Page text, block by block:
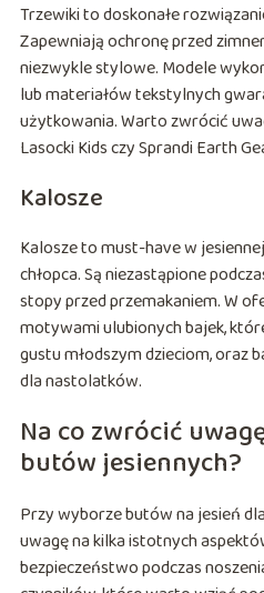
Trzewiki to doskonałe
Zapewniają ochronę przed
niezwykle stylowe. Modele
lub materiałów tekstylnych
użytkowania. Warto zwrócić
Lasocki Kids czy Sprandi Earth
Kalosze
Kalosze to must-have w
chłopca. Są niezastąpione
stopy przed przemakaniem. W
motywami ulubionych bajek,
gustu młodszym dzieciom, oraz
dla nastolatków.
Na co zwrócić
butów jesiennych?
Przy wyborze butów na jesień
uwagę na kilka istotnych
bezpieczeństwo podczas